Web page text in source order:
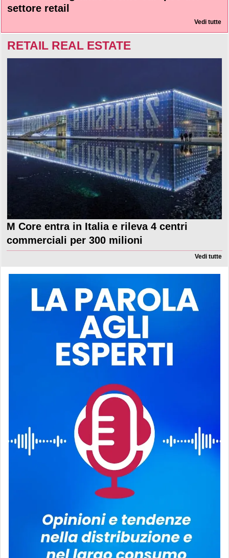
settore retail
Vedi tutte
RETAIL REAL ESTATE
M Core entra in Italia e rileva 4 centri
commerciali per 300 milioni
Vedi tutte